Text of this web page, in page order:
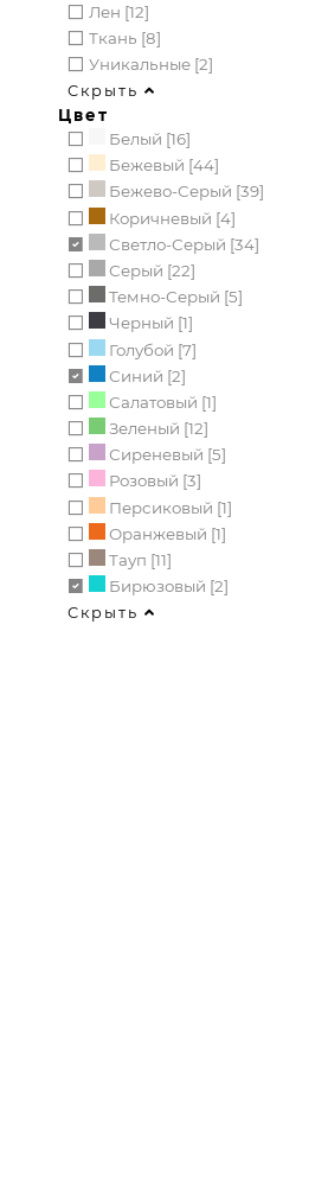
Лен [12]
Ткань [8]
Уникальные [2]
Скрыть
Цвет
Белый [16]
Бежевый [44]
Бежево-Серый [39]
Коричневый [4]
Светло-Серый [34]
Серый [22]
Темно-Серый [5]
Черный [1]
Голубой [7]
Синий [2]
Салатовый [1]
Зеленый [12]
Сиреневый [5]
Розовый [3]
Персиковый [1]
Оранжевый [1]
Тауп [11]
Бирюзовый [2]
Скрыть